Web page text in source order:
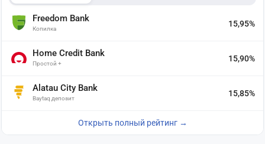
Freedom Bank
Копилка
15,95%
Home Credit Bank
Простой +
15,90%
Alatau City Bank
Baytaq депозит
15,85%
Открыть полный рейтинг →